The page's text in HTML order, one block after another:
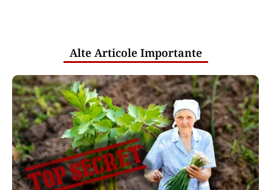
Alte Articole Importante